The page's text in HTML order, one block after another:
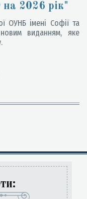
2026 рік"
ОУНБ імені Софії та
виданням, яке